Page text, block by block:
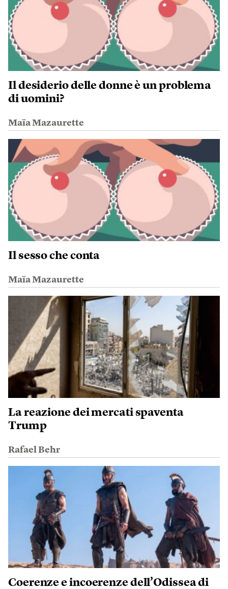
Il desiderio delle donne è un problema
di uomini?
Maïa Mazaurette
Il sesso che conta
Maïa Mazaurette
La reazione dei mercati spaventa
Trump
Rafael Behr
Coerenze e incoerenze dell’Odissea di